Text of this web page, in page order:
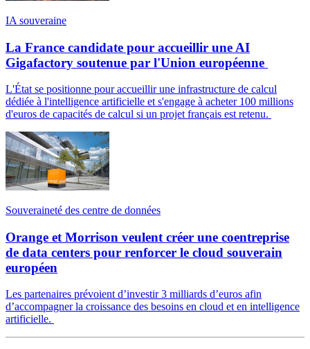
IA souveraine
La France candidate pour accueillir une AI
Gigafactory soutenue par l'Union européenne
L'État se positionne pour accueillir une infrastructure de calcul
dédiée à l'intelligence artificielle et s'engage à acheter 100 millions
d'euros de capacités de calcul si un projet français est retenu.
Souveraineté des centre de données
Orange et Morrison veulent créer une coentreprise
de data centers pour renforcer le cloud souverain
européen
Les partenaires prévoient d’investir 3 milliards d’euros afin
d’accompagner la croissance des besoins en cloud et en intelligence
artificielle.